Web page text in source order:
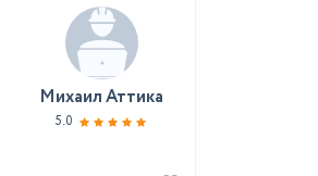
Михаил Аттика
5.0